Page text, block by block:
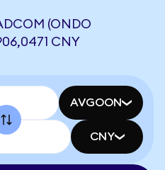
(ONDO
CNY
AVGOON
CNY